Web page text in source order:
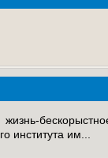
института им...